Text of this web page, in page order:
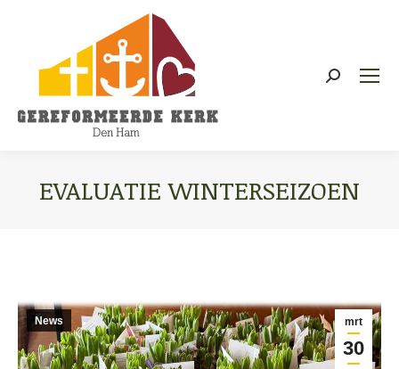
Zoeken:
EVALUATIE WINTERSEIZOEN
mrt
30
News